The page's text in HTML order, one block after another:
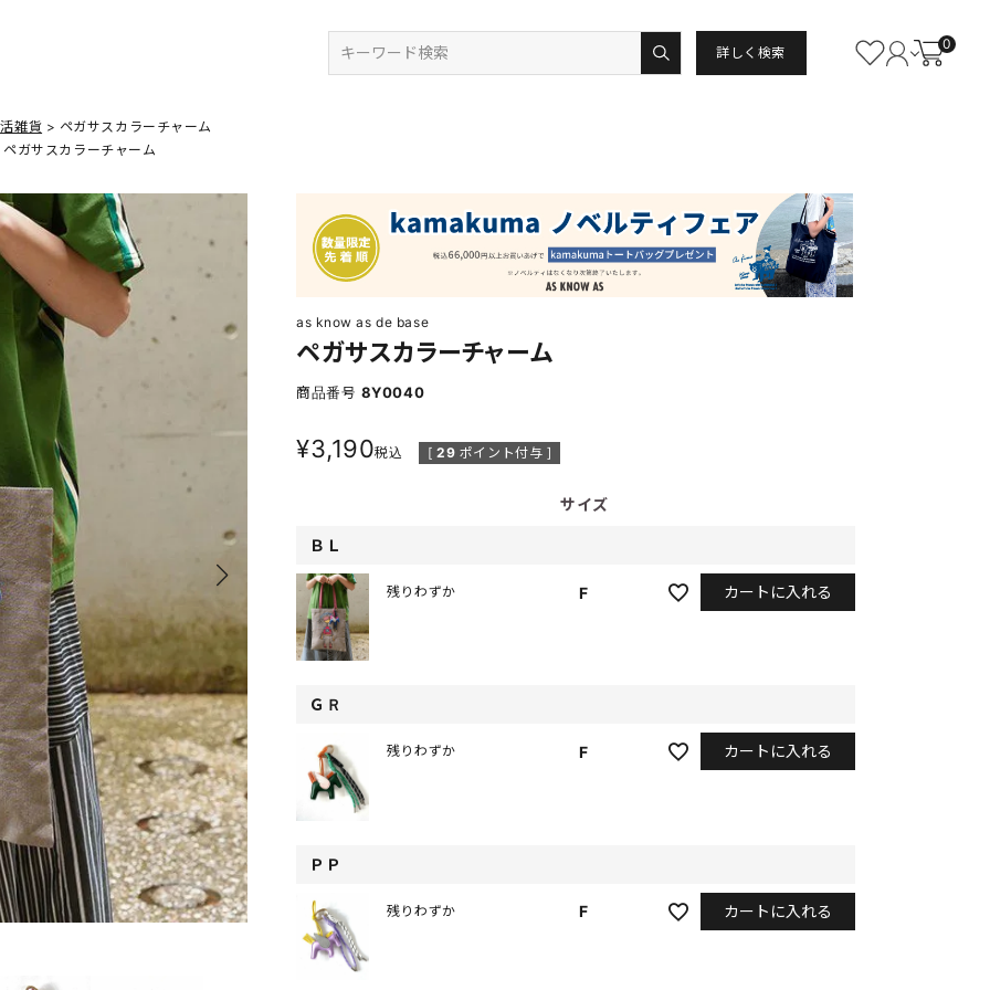
詳しく検索
0
雑貨
ペガサスカラーチャーム
ペガサスカラーチャーム
as know as de base
ペガサスカラーチャーム
商品番号 8Y0040
¥3,190税込 [ 29 ポイント付与 ]
サイズ
ＢＬ
F
残りわずか カートに入れる
ＧＲ
F
残りわずか カートに入れる
ＰＰ
F
残りわずか カートに入れる